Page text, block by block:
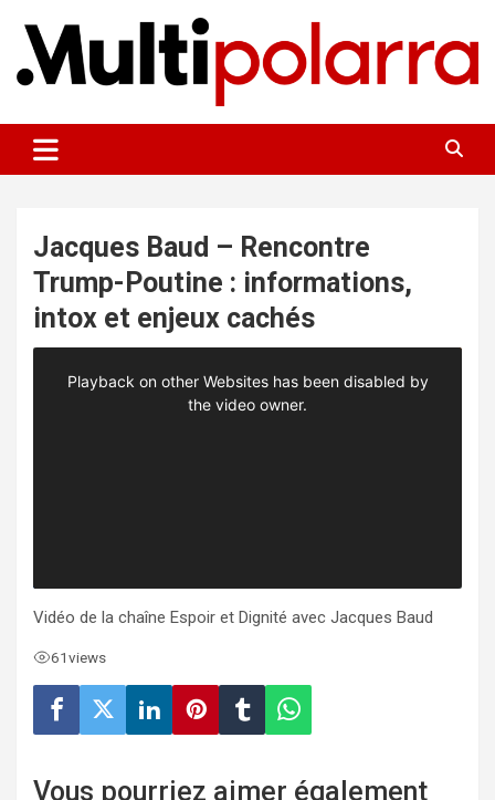
contenu
Multipolarra
Jacques Baud – Rencontre
Trump-Poutine : informations,
intox et enjeux cachés
Vidéo de la chaîne Espoir et Dignité avec Jacques Baud
61views
Vous pourriez aimer également